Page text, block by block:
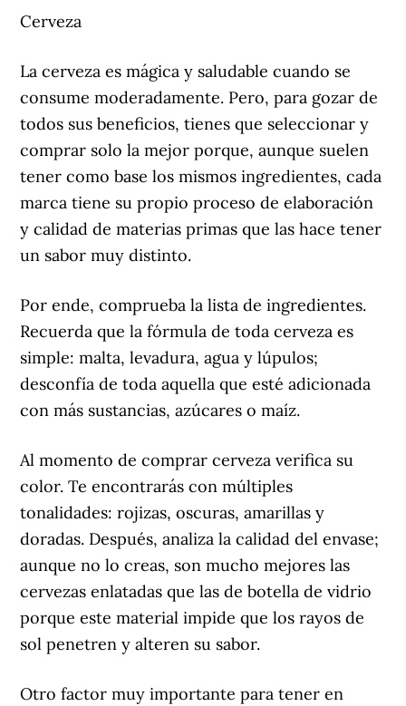
Cerveza
La cerveza es mágica y saludable cuando se
consume moderadamente. Pero, para gozar de
todos sus beneficios, tienes que seleccionar y
comprar solo la mejor porque, aunque suelen
tener como base los mismos ingredientes, cada
marca tiene su propio proceso de elaboración
y calidad de materias primas que las hace tener
un sabor muy distinto.
Por ende, comprueba la lista de ingredientes.
Recuerda que la fórmula de toda cerveza es
simple: malta, levadura, agua y lúpulos;
desconfía de toda aquella que esté adicionada
con más sustancias, azúcares o maíz.
Al momento de comprar cerveza verifica su
color. Te encontrarás con múltiples
tonalidades: rojizas, oscuras, amarillas y
doradas. Después, analiza la calidad del envase;
aunque no lo creas, son mucho mejores las
cervezas enlatadas que las de botella de vidrio
porque este material impide que los rayos de
sol penetren y alteren su sabor.
Otro factor muy importante para tener en